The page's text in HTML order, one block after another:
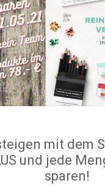
mit dem
und jede
sparen!